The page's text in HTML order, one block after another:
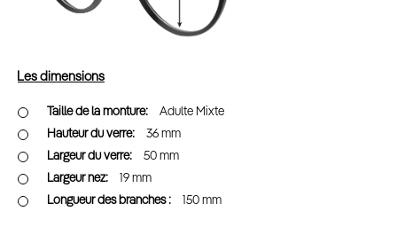
Les dimensions
Adulte Mixte
36 mm
50 mm
19 mm
150 mm